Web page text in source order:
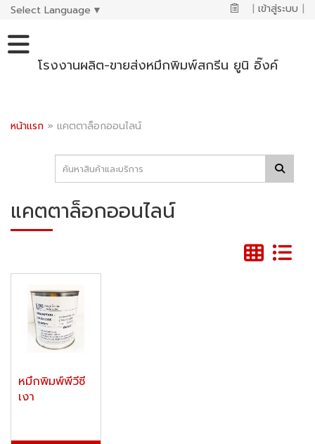
Select Language ▼ | เข้าสู่ระบบ |
โรงงานผลิต-ขายส่งหมึกพิมพ์สกรีน ยูนิ อิ๊งค์
หน้าแรก » แคตตาล็อกออนไลน์
แคตตาล็อกออนไลน์
หมึกพิมพ์พีวีซี
เงา